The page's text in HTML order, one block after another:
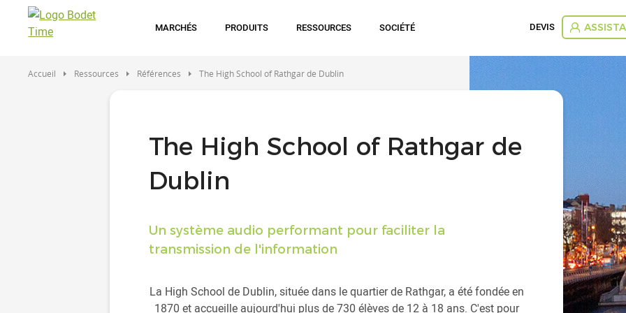
contenu
MARCHÉS PRODUITS RESSOURCES SOCIÉTÉ DEVIS
Accueil Ressources Références The High School of Rathgar de Dublin
The High School of Rathgar de
Dublin
Un système audio performant pour faciliter la
transmission de l'information
La High School de Dublin, située dans le quartier de Rathgar, a été fondée en
1870 et accueille aujourd'hui plus de 730 élèves de 12 à 18 ans. C'est pour